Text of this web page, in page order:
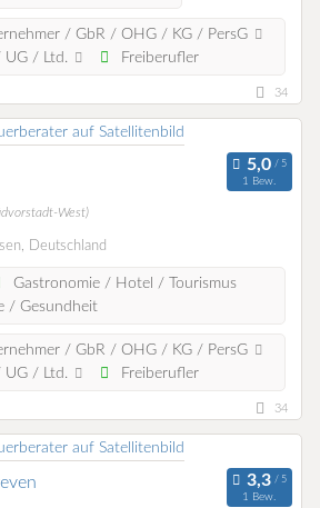
/ GbR / OHG / KG / PersG
UG / Ltd.
Freiberufler
34
1 Bew.
West)
Deutschland
Gastronomie / Hotel / Tourismus
/ Gesundheit
/ GbR / OHG / KG / PersG
UG / Ltd.
Freiberufler
34
1 Bew.